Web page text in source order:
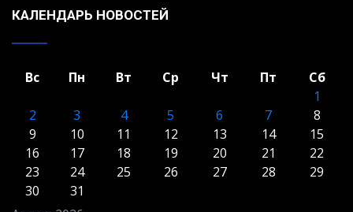
КАЛЕНДАРЬ НОВОСТЕЙ
Вс Пн Вт Ср Чт Пт
Сб
1
2
3 4 5 6 7
8
9
10 11 12 13 14
15
16
17 18 19 20 21
22
23
24 25 26 27 28
29
30
31